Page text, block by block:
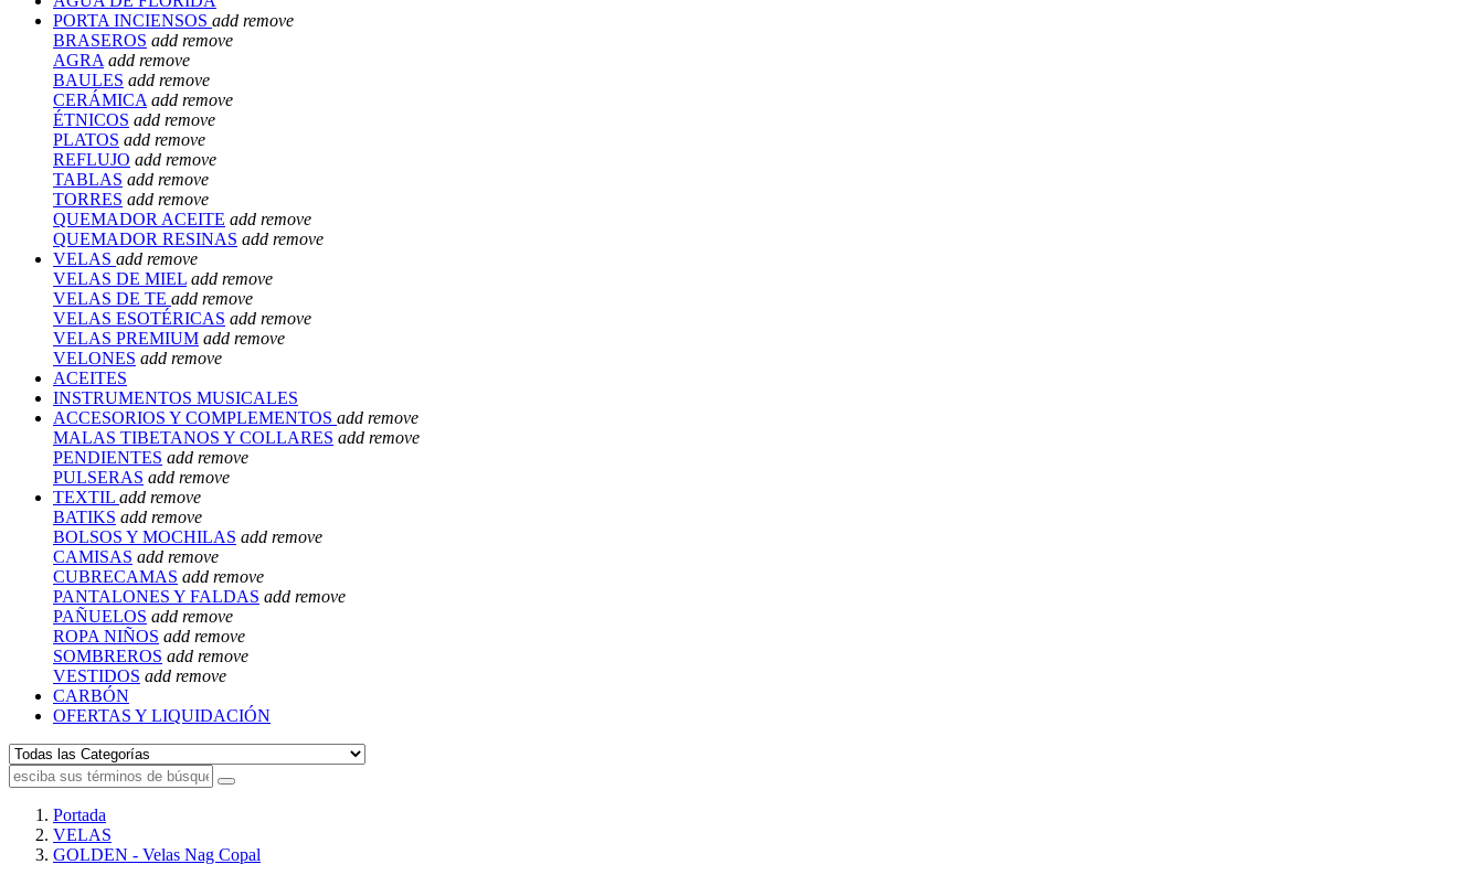
PORTA INCIENSOS add remove
BRASEROS add remove
AGRA add remove
BAULES add remove
CERÁMICA add remove
ÉTNICOS add remove
PLATOS add remove
REFLUJO add remove
TABLAS add remove
TORRES add remove
QUEMADOR ACEITE add remove
QUEMADOR RESINAS add remove
VELAS add remove
VELAS DE MIEL add remove
VELAS DE TE add remove
VELAS ESOTÉRICAS add remove
VELAS PREMIUM add remove
VELONES add remove
ACEITES
INSTRUMENTOS MUSICALES
ACCESORIOS Y COMPLEMENTOS add remove
MALAS TIBETANOS Y COLLARES add remove
PENDIENTES add remove
PULSERAS add remove
TEXTIL add remove
BATIKS add remove
BOLSOS Y MOCHILAS add remove
CAMISAS add remove
CUBRECAMAS add remove
PANTALONES Y FALDAS add remove
PAÑUELOS add remove
ROPA NIÑOS add remove
SOMBREROS add remove
VESTIDOS add remove
CARBÓN
OFERTAS Y LIQUIDACIÓN
Portada
VELAS
GOLDEN - Velas Nag Copal